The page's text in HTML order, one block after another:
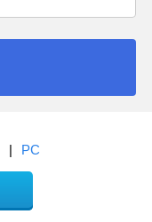
| PC